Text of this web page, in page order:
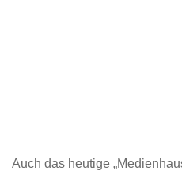
Auch das heutige